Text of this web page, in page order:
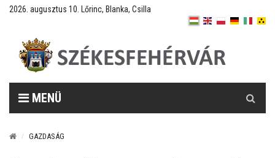
2026. augusztus 10. Lőrinc, Blanka, Csilla
MENÜ
GAZDASÁG